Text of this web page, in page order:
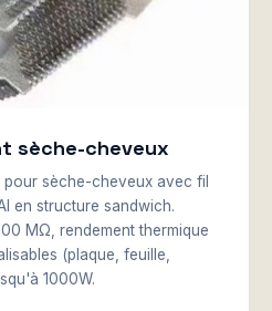
sèche-cheveux
sèche-cheveux avec fil
en structure sandwich.
MΩ, rendement thermique
(plaque, feuille,
1000W.